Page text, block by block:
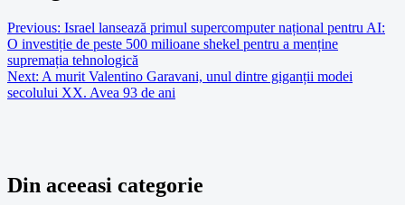
Previous: Israel lansează primul supercomputer național pentru AI:
O investiție de peste 500 milioane shekel pentru a menține
supremația tehnologică
Next: A murit Valentino Garavani, unul dintre giganții modei
secolului XX. Avea 93 de ani
Din aceeasi categorie